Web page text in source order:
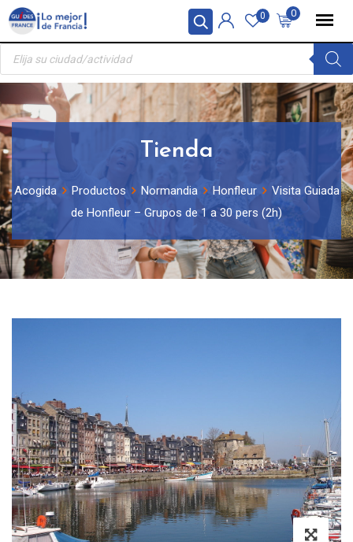
Panel de gestión de cookies
Skip
content
0
0
Búsqueda
productos
Tienda
Acogida Productos Normandia Honfleur
Visita Guiada
de Honfleur – Grupos de 1 a 30 pers (2h)